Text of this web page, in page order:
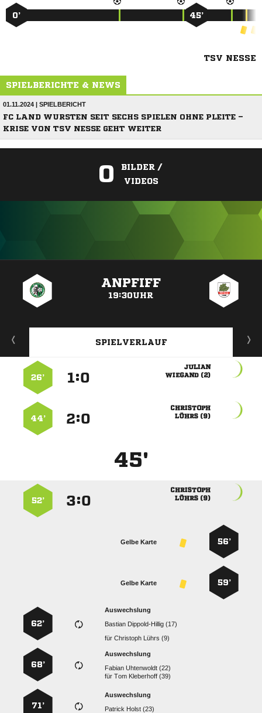
0’ 45’
TSV NESSE
SPIELBERICHTE & NEWS
01.11.2024 | SPIELBERICHT
FC LAND WURSTEN SEIT SECHS SPIELEN OHNE PLEITE –
KRISE VON TSV NESSE GEHT WEITER
0
BILDER /
VIDEOS
ANPFIFF
19:30UHR
SPIELVERLAUF

 
:
26’

 
:
44’
45'

 
:
52’
56’
Gelbe Karte
59’
Gelbe Karte
Auswechslung
  
für  
62’
Auswechslung
  
für  
68’
Auswechslung
  
71’